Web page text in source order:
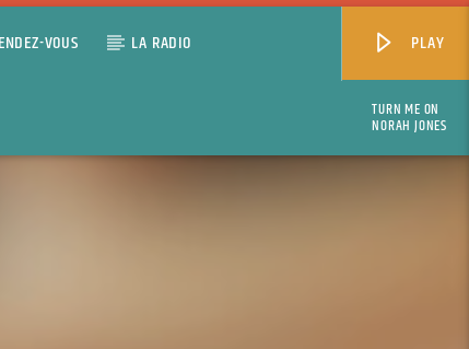
VOUS LA RADIO PLAY
TURN ME ON
NORAH JONES